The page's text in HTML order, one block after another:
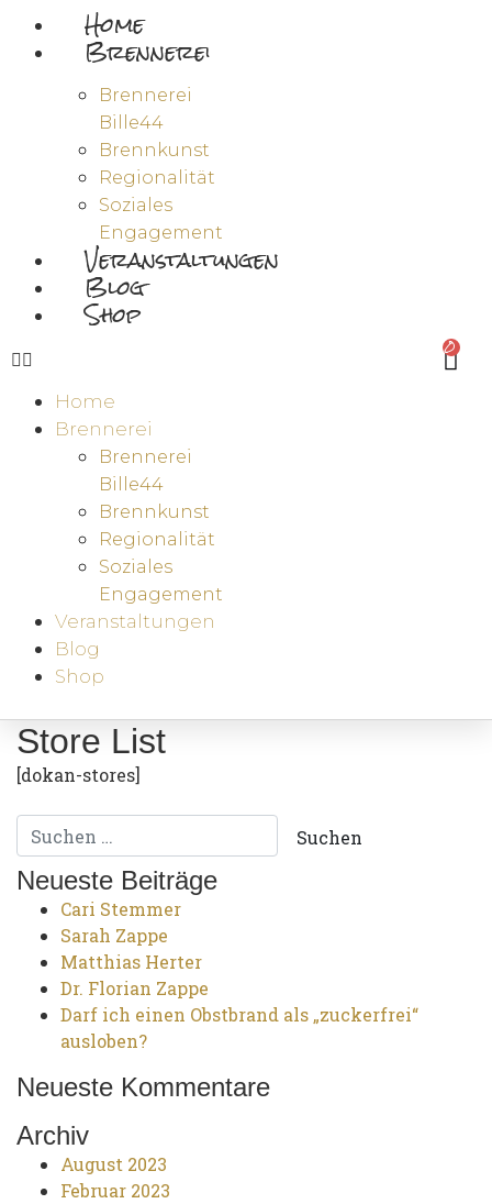
Home
Brennerei
Brennerei
Bille44
Brennkunst
Regionalität
Soziales
Engagement
Veranstaltungen
Blog
Shop
Home
Brennerei
Brennerei
Bille44
Brennkunst
Regionalität
Soziales
Engagement
Veranstaltungen
Blog
Shop
0
Store List
[dokan-stores]
Neueste Beiträge
Cari Stemmer
Sarah Zappe
Matthias Herter
Dr. Florian Zappe
Darf ich einen Obstbrand als „zuckerfrei“
ausloben?
Neueste Kommentare
Archiv
August 2023
Februar 2023